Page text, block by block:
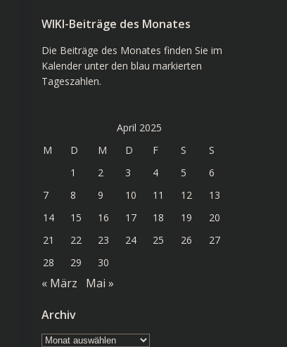
WIKI-Beiträge des Monates
Die Beiträge des Monates finden Sie im
Kalender unter den blau markierten
Tageszahlen.
April 2025
M
D M D F S
S
1
2 3 4 5
6
7
8 9 10 11 12
13
14
15 16 17 18 19
20
21
22 23 24 25 26
27
28
29 30
« März Mai »
Archiv
Archiv